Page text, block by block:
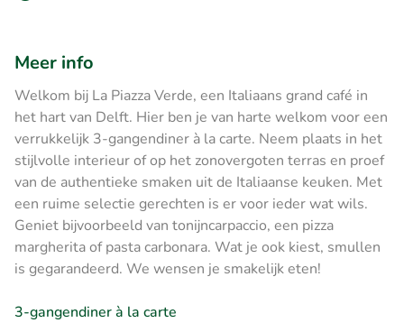
Meer info
Welkom bij La Piazza Verde, een Italiaans grand café in
het hart van Delft. Hier ben je van harte welkom voor een
verrukkelijk 3-gangendiner à la carte. Neem plaats in het
stijlvolle interieur of op het zonovergoten terras en proef
van de authentieke smaken uit de Italiaanse keuken. Met
een ruime selectie gerechten is er voor ieder wat wils.
Geniet bijvoorbeeld van tonijncarpaccio, een pizza
margherita of pasta carbonara. Wat je ook kiest, smullen
is gegarandeerd. We wensen je smakelijk eten!
3-gangendiner à la carte